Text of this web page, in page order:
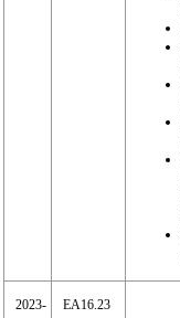
2023- EA16.23